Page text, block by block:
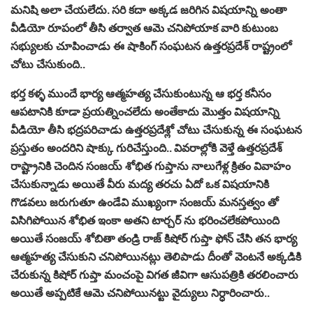
మనిషి అలా చేయలేదు. సరి కదా అక్కడ జరిగిన విషయాన్ని అంతా
వీడియో రూపంలో తీసి తర్వాత ఆమె చనిపోయాక వారి కుటుంబ
సభ్యులకు చూపించాడు ఈ షాకింగ్ సంఘటన ఉత్తరప్రదేశ్ రాష్ట్రంలో
చోటు చేసుకుంది..
భర్త కళ్ళ ముందే భార్య ఆత్మహత్య చేసుకుంటున్న ఆ భర్త కనీసం
ఆపటానికి కూడా ప్రయత్నించలేదు అంతేకాదు మొత్తం విషయాన్ని
వీడియో తీసి భద్రపరిచాడు ఉత్తరప్రదేశ్లో చోటు చేసుకున్న ఈ సంఘటన
ప్రస్తుతం అందరిని షాక్కు గురిచేస్తుంది.. వివరాల్లోకి వెళ్తే ఉత్తరప్రదేశ్
రాష్ట్రానికి చెందిన సంజయ్ శోభిత గుప్తాను నాలుగేళ్ల క్రితం వివాహం
చేసుకున్నాడు అయితే వీరు మద్య తరచు ఏదో ఒక విషయానికి
గొడవలు జరుగుతూ ఉండేవి ముఖ్యంగా సంజయ్ మనస్తత్వం తో
విసిగిపోయిన శోభిత ఇంకా అతని టార్చర్ ను భరించలేకపోయింది
అయితే సంజయ్ శోబితా తండ్రి రాజ్ కిషోర్ గుప్తా ఫోన్‌ చేసి తన భార్య
ఆత్మహత్య చేసుకుని చనిపోయినట్లు తెలిపాడు దీంతో వెంటనే అక్కడికి
చేరుకున్న కిషోర్ గుప్తా మంచంపై విగత జీవిగా ఆసుపత్రికి తరలించారు
అయితే అప్పటికే ఆమె చనిపోయినట్టు వైద్యులు నిర్ధారించారు..